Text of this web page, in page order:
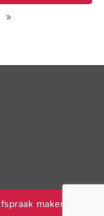
»
maken